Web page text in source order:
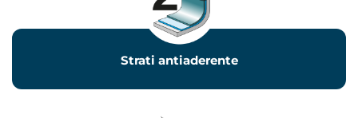
Strati antiaderente